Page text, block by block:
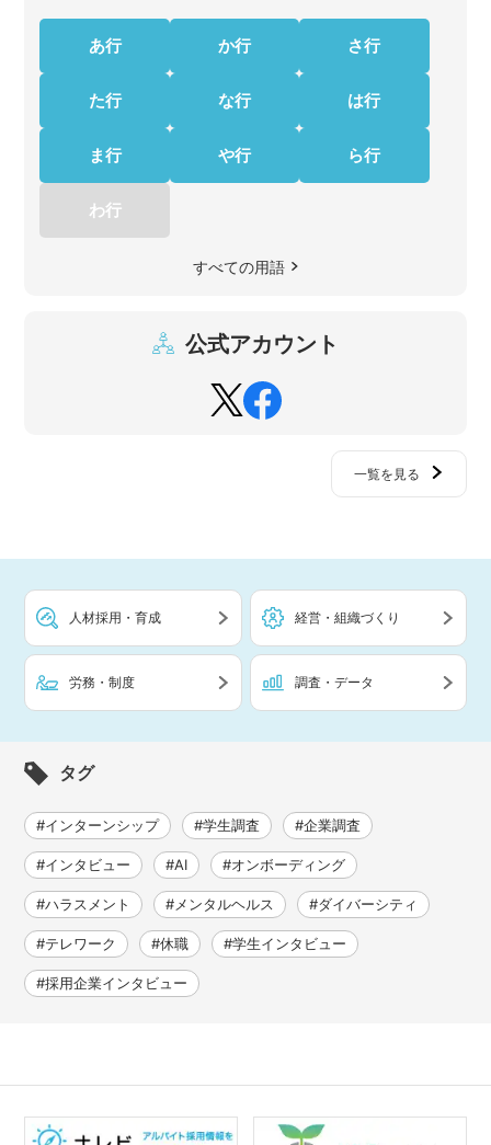
あ行 か行 さ行
た行 な行 は行
ま行 や行 ら行
わ行
すべての用語
公式アカウント
一覧を見る
人材採用・育成 経営・組織づくり
労務・制度 調査・データ
タグ
#インターンシップ #学生調査 #企業調査
#インタビュー #AI #オンボーディング
#ハラスメント #メンタルヘルス #ダイバーシティ
#テレワーク #休職 #学生インタビュー
#採用企業インタビュー